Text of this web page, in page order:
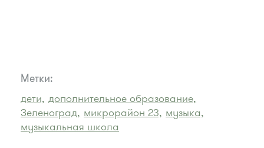
Метки:
дети, дополнительное образование,
Зеленоград, микрорайон 23, музыка,
музыкальная школа